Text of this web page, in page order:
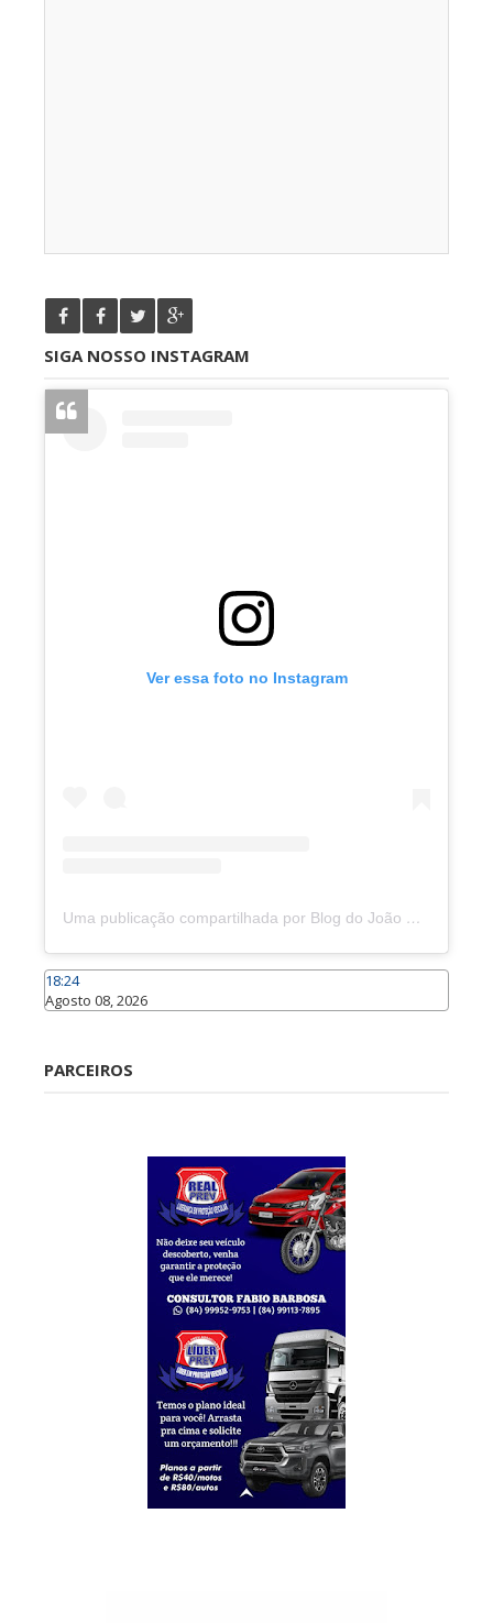
SIGA NOSSO INSTAGRAM
Ver essa foto no Instagram
Uma publicação compartilhada por Blog do João Marcolino (@joaomarcolinoneto)
18:24
Agosto 08, 2026
PARCEIROS